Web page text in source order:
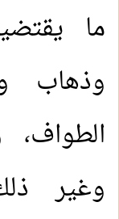
ما
وذهاب
وغير